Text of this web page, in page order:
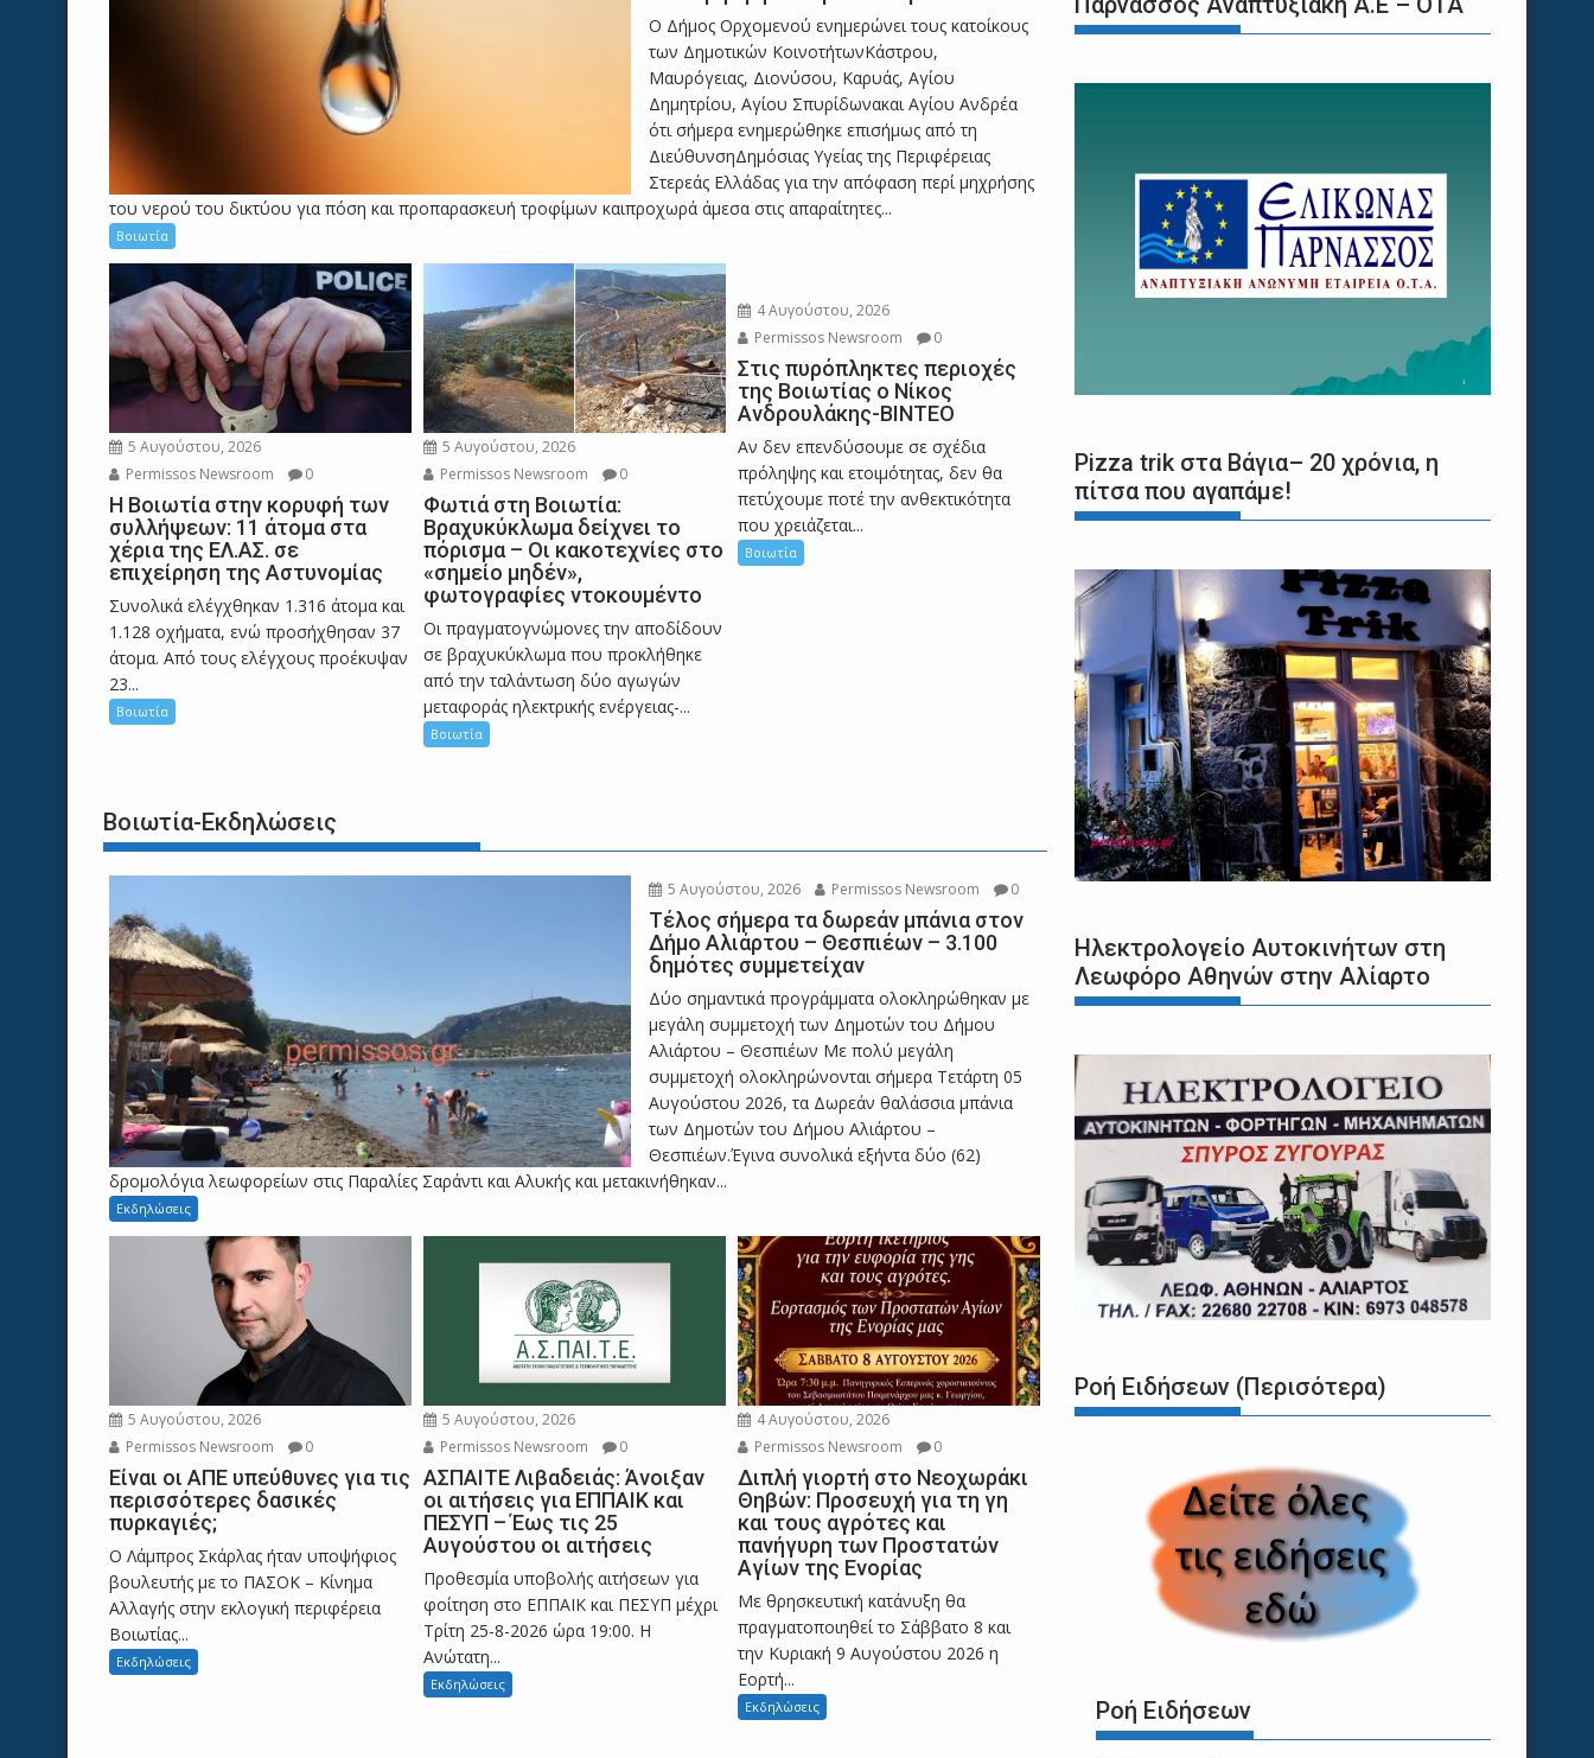
ό
π
λ
η
κ
ε
ς
ρ
ι
ο
χ
έ
τ
η
ς
Ο Δήμος Ορχομενού ενημερώνει τους κατοίκους
των Δημοτικών ΚοινοτήτωνΚάστρου,
Μαυρόγειας, Διονύσου, Καρυάς, Αγίου
Δημητρίου, Αγίου Σπυρίδωνακαι Αγίου Ανδρέα
ότι σήμερα ενημερώθηκε επισήμως από τη
ΔιεύθυνσηΔημόσιας Υγείας της Περιφέρειας
Στερεάς Ελλάδας για την απόφαση περί μηχρήσης
του νερού του δικτύου για πόση και προπαρασκευή τροφίμων καιπροχωρά άμεσα στις απαραίτητες...
Βοιωτία
5 Αυγούστου, 2026
Permissos Newsroom
0
Η Βοιωτία στην κορυφή των
συλλήψεων: 11 άτομα στα
χέρια της ΕΛ.ΑΣ. σε
επιχείρηση της Αστυνομίας
Συνολικά ελέγχθηκαν 1.316 άτομα και
1.128 οχήματα, ενώ προσήχθησαν 37
άτομα. Από τους ελέγχους προέκυψαν
23...
Βοιωτία
5 Αυγούστου, 2026
Permissos Newsroom
0
Φωτιά στη Βοιωτία:
Βραχυκύκλωμα δείχνει το
πόρισμα – Οι κακοτεχνίες στο
«σημείο μηδέν»,
φωτογραφίες ντοκουμέντο
Οι πραγματογνώμονες την αποδίδουν
σε βραχυκύκλωμα που προκλήθηκε
από την ταλάντωση δύο αγωγών
μεταφοράς ηλεκτρικής ενέργειας-...
Βοιωτία
4 Αυγούστου, 2026
Permissos Newsroom
0
Στις πυρόπληκτες περιοχές
της Βοιωτίας ο Νίκος
Ανδρουλάκης-ΒΙΝΤΕΟ
Αν δεν επενδύσουμε σε σχέδια
πρόληψης και ετοιμότητας, δεν θα
πετύχουμε ποτέ την ανθεκτικότητα
που χρειάζεται...
Βοιωτία
Βοιωτία-Εκδηλώσεις
5 Αυγούστου, 2026 Permissos Newsroom 0
Τέλος σήμερα τα δωρεάν μπάνια στον
Δήμο Αλιάρτου – Θεσπιέων – 3.100
δημότες συμμετείχαν
Δύο σημαντικά προγράμματα ολοκληρώθηκαν με
μεγάλη συμμετοχή των Δημοτών του Δήμου
Αλιάρτου – Θεσπιέων Με πολύ μεγάλη
συμμετοχή ολοκληρώνονται σήμερα Τετάρτη 05
Αυγούστου 2026, τα Δωρεάν θαλάσσια μπάνια
των Δημοτών του Δήμου Αλιάρτου –
Θεσπιέων.Έγινα συνολικά εξήντα δύο (62)
δρομολόγια λεωφορείων στις Παραλίες Σαράντι και Αλυκής και μετακινήθηκαν...
Εκδηλώσεις
5 Αυγούστου, 2026
Permissos Newsroom
0
Eίναι οι ΑΠΕ υπεύθυνες για τις
περισσότερες δασικές
πυρκαγιές;
Ο Λάμπρος Σκάρλας ήταν υποψήφιος
βουλευτής με το ΠΑΣΟΚ – Κίνημα
Αλλαγής στην εκλογική περιφέρεια
Βοιωτίας...
Εκδηλώσεις
5 Αυγούστου, 2026
Permissos Newsroom
0
ΑΣΠΑΙΤΕ Λιβαδειάς: Άνοιξαν
οι αιτήσεις για ΕΠΠΑΙΚ και
ΠΕΣΥΠ – Έως τις 25
Αυγούστου οι αιτήσεις
Προθεσμία υποβολής αιτήσεων για
φοίτηση στο ΕΠΠΑΙΚ και ΠΕΣΥΠ μέχρι
Τρίτη 25-8-2026 ώρα 19:00. Η
Ανώτατη...
Εκδηλώσεις
4 Αυγούστου, 2026
Permissos Newsroom
0
Διπλή γιορτή στο Νεοχωράκι
Θηβών: Προσευχή για τη γη
και τους αγρότες και
πανήγυρη των Προστατών
Αγίων της Ενορίας
Με θρησκευτική κατάνυξη θα
πραγματοποιηθεί το Σάββατο 8 και
την Κυριακή 9 Αυγούστου 2026 η
Εορτή...
Εκδηλώσεις
Pizza trik στα Βάγια– 20 χρόνια, η
πίτσα που αγαπάμε!
Ηλεκτρολογείο Αυτοκινήτων στη
Λεωφόρο Αθηνών στην Αλίαρτο
Ροή Ειδήσεων (Περισότερα)
Ροή Ειδήσεων